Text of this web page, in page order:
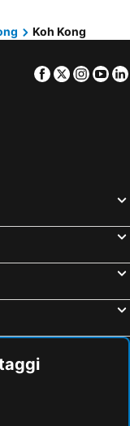
Koh Kong
Facebook
Twitter